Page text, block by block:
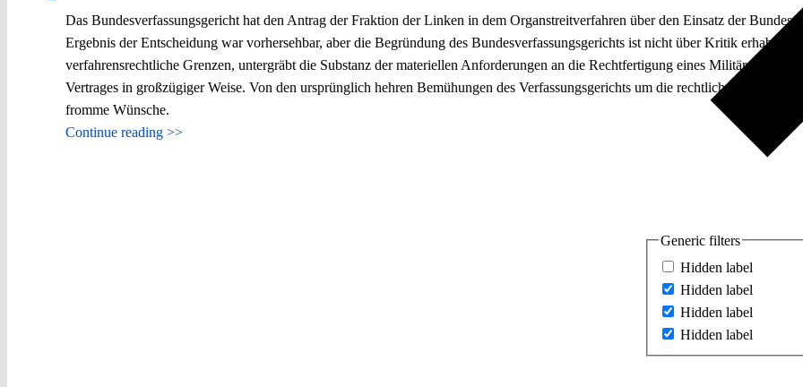
Generic filters
Hidden label
Hidden label
Hidden label
Hidden label
Das Bundesverfassungsgericht hat den Antrag der Fraktion der Linken in dem Organstreitverfahren über den Einsatz der
Ergebnis der Entscheidung war vorhersehbar, aber die Begründung des Bundesverfassungsgerichts ist nicht über Kritik erhaben.
verfahrensrechtliche Grenzen, untergräbt die Substanz der materiellen Anforderungen an die Rechtfertigung eines
Vertrages in großzügiger Weise. Von den ursprünglich hehren Bemühungen des Verfassungsgerichts um die rechtliche
fromme Wünsche.
Continue reading >>